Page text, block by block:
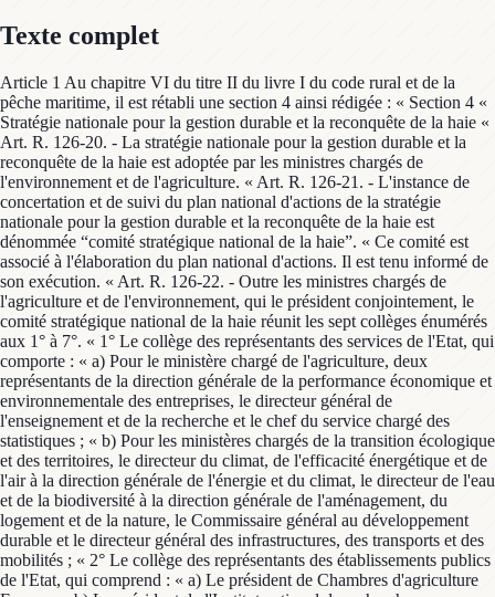
Texte complet
Article 1 Au chapitre VI du titre II du livre I du code rural et de la
pêche maritime, il est rétabli une section 4 ainsi rédigée : « Section 4 «
Stratégie nationale pour la gestion durable et la reconquête de la haie «
Art. R. 126-20. - La stratégie nationale pour la gestion durable et la
reconquête de la haie est adoptée par les ministres chargés de
l'environnement et de l'agriculture. « Art. R. 126-21. - L'instance de
concertation et de suivi du plan national d'actions de la stratégie
nationale pour la gestion durable et la reconquête de la haie est
dénommée “comité stratégique national de la haie”. « Ce comité est
associé à l'élaboration du plan national d'actions. Il est tenu informé de
son exécution. « Art. R. 126-22. - Outre les ministres chargés de
l'agriculture et de l'environnement, qui le président conjointement, le
comité stratégique national de la haie réunit les sept collèges énumérés
aux 1° à 7°. « 1° Le collège des représentants des services de l'Etat, qui
comporte : « a) Pour le ministère chargé de l'agriculture, deux
représentants de la direction générale de la performance économique et
environnementale des entreprises, le directeur général de
l'enseignement et de la recherche et le chef du service chargé des
statistiques ; « b) Pour les ministères chargés de la transition écologique
et des territoires, le directeur du climat, de l'efficacité énergétique et de
l'air à la direction générale de l'énergie et du climat, le directeur de l'eau
et de la biodiversité à la direction générale de l'aménagement, du
logement et de la nature, le Commissaire général au développement
durable et le directeur général des infrastructures, des transports et des
mobilités ; « 2° Le collège des représentants des établissements publics
de l'Etat, qui comprend : « a) Le président de Chambres d'agriculture